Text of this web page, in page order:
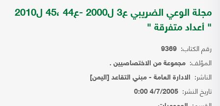
مجلة الوعي الضريبي ع3 ل2000 -ع44 ،45 ل2010
" أعداد متفرقة "
رقم الكتاب: 9369
المؤلف: مجموعة من الاختصاصيين .
الناشر: الادارة العامة - مبني التقاعد [اليمن]
تاريخ النشر: 4/7/2005 0:00